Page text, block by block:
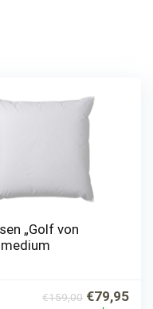
„Golf von
€159,00 €79,95